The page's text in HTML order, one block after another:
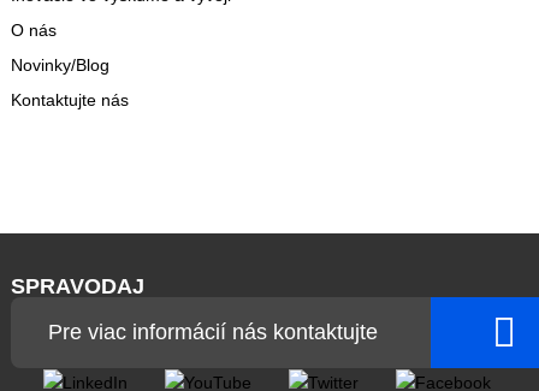
O nás
Novinky/Blog
Kontaktujte nás
SPRAVODAJ
Pre viac informácií nás kontaktujte